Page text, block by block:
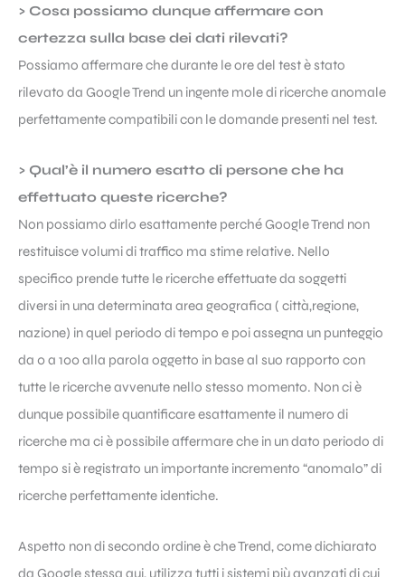
> Cosa possiamo dunque affermare con
certezza sulla base dei dati rilevati?
Possiamo affermare che durante le ore del test è stato
rilevato da Google Trend un ingente mole di ricerche anomale
perfettamente compatibili con le domande presenti nel test.
> Qual’è il numero esatto di persone che ha
effettuato queste ricerche?
Non possiamo dirlo esattamente perché Google Trend non
restituisce volumi di traffico ma stime relative. Nello
specifico prende tutte le ricerche effettuate da soggetti
diversi in una determinata area geografica ( città,regione,
nazione) in quel periodo di tempo e poi assegna un punteggio
da 0 a 100 alla parola oggetto in base al suo rapporto con
tutte le ricerche avvenute nello stesso momento. Non ci è
dunque possibile quantificare esattamente il numero di
ricerche ma ci è possibile affermare che in un dato periodo di
tempo si è registrato un importante incremento “anomalo” di
ricerche perfettamente identiche.
Aspetto non di secondo ordine è che Trend, come dichiarato
da Googlestessa qui, utilizza tutti i sistemi più avanzati di cui